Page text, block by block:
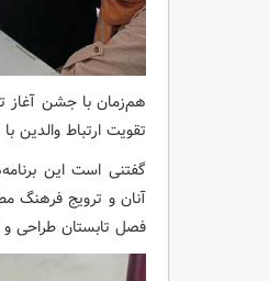
هم‌زمان با جشن آغاز
تقویت ارتباط والدین با
گفتنی است این
آنان و ترویج فرهنگ
فصل تابستان طراحی